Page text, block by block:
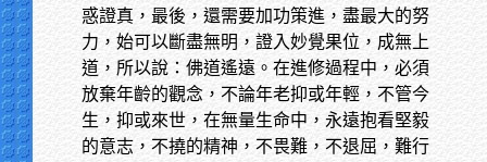
惑證真，最後，還需要加功策進，盡最大的努
力，始可以斷盡無明，證入妙覺果位，成無上
道，所以說：佛道遙遠。在進修過程中，必須
放棄年齡的觀念，不論年老抑或年輕，不管今
生，抑或來世，在無量生命中，永遠抱看堅毅
的意志，不撓的精神，不畏難，不退屈，難行